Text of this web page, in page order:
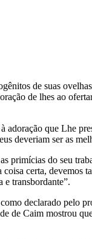
de suas
de lhes ao
adoração que Lhe
deveriam ser as
do seu
certa, devemos
e transbordante”.
declarado pelo
de Caim mostrou